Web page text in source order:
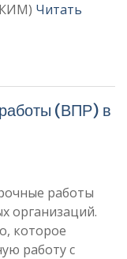
Читать
(ВПР) в
работы
организаций.
которое
работу с